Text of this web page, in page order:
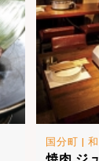
国分町 |